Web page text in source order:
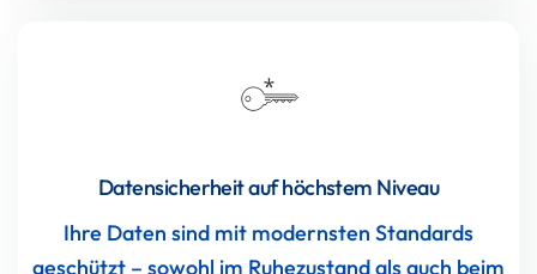
Datensicherheit auf höchstem Niveau
Ihre Daten sind mit modernsten Standards
geschützt – sowohl im Ruhezustand als auch beim